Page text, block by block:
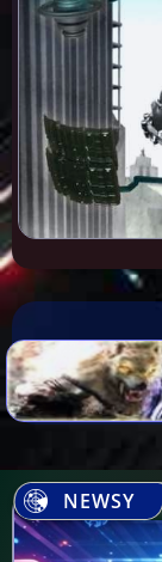
NEWSY